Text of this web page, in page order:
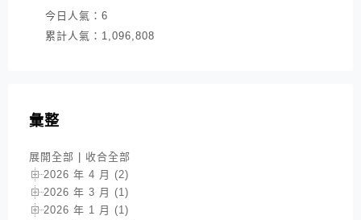
今日人氣： 6
累計人氣： 1,096,808
彙整
展開全部 | 收合全部
2026 年 4 月 (2)
2026 年 3 月 (1)
2026 年 1 月 (1)